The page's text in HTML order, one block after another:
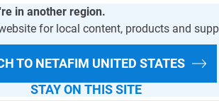
in another region.
for local content, products and
TO NETAFIM UNITED STATES
STAY ON THIS SITE